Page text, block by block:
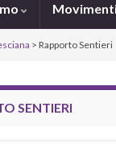
> Rapporto Sentieri
SENTIERI